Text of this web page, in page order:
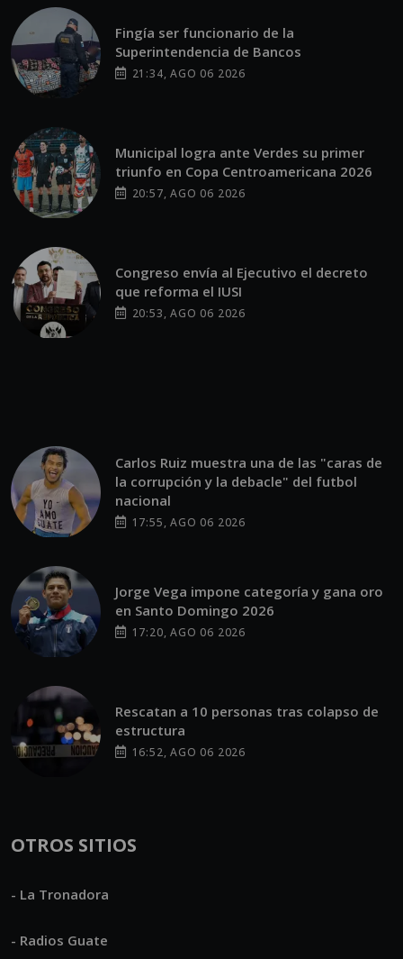
Fingía ser funcionario de la
Superintendencia de Bancos
21:34, AGO 06 2026
Municipal logra ante Verdes su primer
triunfo en Copa Centroamericana 2026
20:57, AGO 06 2026
Congreso envía al Ejecutivo el decreto
que reforma el IUSI
20:53, AGO 06 2026
Carlos Ruiz muestra una de las "caras de
la corrupción y la debacle" del futbol
nacional
17:55, AGO 06 2026
Jorge Vega impone categoría y gana oro
en Santo Domingo 2026
17:20, AGO 06 2026
Rescatan a 10 personas tras colapso de
estructura
16:52, AGO 06 2026
OTROS SITIOS
- La Tronadora
- Radios Guate